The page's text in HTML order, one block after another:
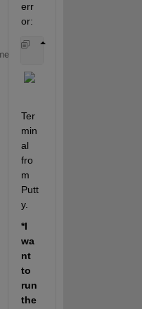
err
or:
Ter
min
al
fro
m
Putt
y.
*I
wa
nt
to
run
the